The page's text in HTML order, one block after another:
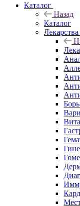
Каталог
Назад
Каталог